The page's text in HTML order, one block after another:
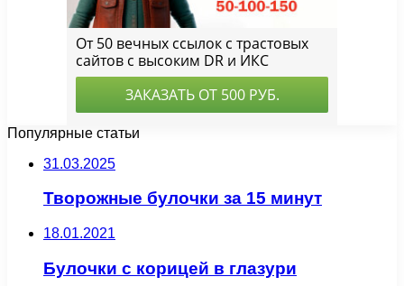
Популярные статьи
31.03.2025
Творожные булочки за 15 минут
18.01.2021
Булочки с корицей в глазури